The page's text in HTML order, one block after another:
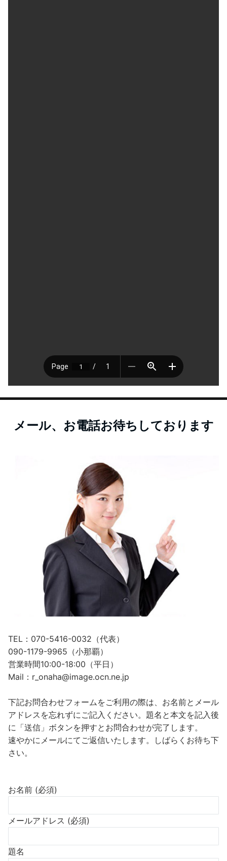
メール、お電話お待ちしております
TEL：070-5416-0032（代表）
090-1179-9965（小那覇）
営業時間10:00-18:00（平日）
Mail：r_onaha@image.ocn.ne.jp
下記お問合わせフォームをご利用の際は、お名前とメール
アドレスを忘れずにご記入ください。題名と本文を記入後
に「送信」ボタンを押すとお問合わせが完了します。
速やかにメールにてご返信いたします。しばらくお待ち下
さい。
お名前 (必須)
メールアドレス (必須)
題名